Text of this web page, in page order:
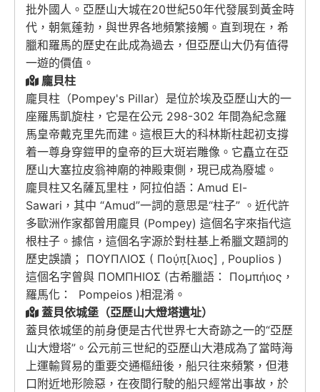
批外國人。亞歷山大城在20世紀50年代發展到黃金時
代，朝氣蓬勃，與世界各地頻繁接觸。直到現在，希
臘和羅馬的歷史在此成為過去，但亞歷山大仍有值得
一遊的價值。
龐貝柱
龐貝柱（Pompey's Pillar）是位於埃及亞歷山大的一
座羅馬凱旋柱，它是在公元 298-302 年間為紀念羅
馬皇帝戴克里先而建。這根巨大的科林斯柱起初支撐
着一尊身穿鎧甲的皇帝的巨大斑岩雕像。它矗立在亞
歷山大塞拉皮翁神廟的神殿東側，現已成為廢墟。
龐貝柱又名薩瓦里柱，阿拉伯語：Amud El-
Sawari，其中 “Amud”一詞的意思是“柱子” 。近代許
多歐洲作家都曾用龐貝 (Pompey) 這個名字來指代這
根柱子。據信，這個名字源於對柱基上希臘文題詞的
歷史誤讀； ΠΟΥΠΛΙΟΣ ( Πού̣π̣[λιος] , Pouplios )
這個名字曾與 ΠΟΜΠΗΙΟΣ (古希臘語： Πομπήιος，
羅馬化： Pompeios )相混淆。
蓋貝依城堡（亞歷山大燈塔遺址）
蓋貝依城堡的前身便是古代世界七大奇跡之一的“亞歷
山大燈塔”。公元前三世紀的亞歷山大港成為了當時海
上運輸貿易的重要交通樞紐後，船只往來頻繁，但港
口附近地形險惡，在夜間行駛的船只經常出事故，於